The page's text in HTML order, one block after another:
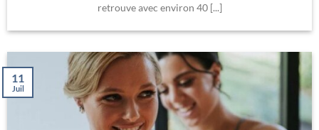
retrouve avec environ 40 [...]
11
Juil